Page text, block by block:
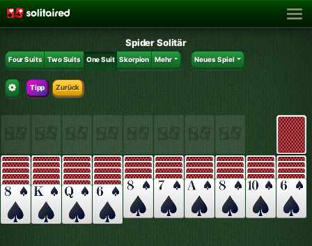
Spider Solitär
Four Suits Two Suits One Suit Skorpion Mehr Neues Spiel
Tipp Zurück